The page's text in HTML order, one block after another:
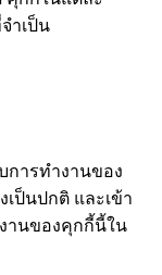
ำเป็น
การทำงานของ
ป็นปกติ และเข้า
านของคุกกี้นี้ใน